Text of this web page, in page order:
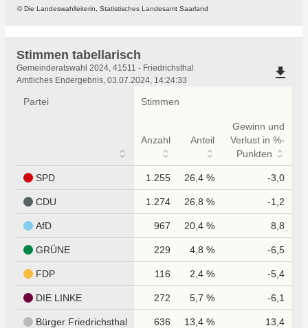
© Die Landeswahlleiterin, Statistisches Landesamt Saarland
Stimmen tabellarisch
Stimmen
tabellarisch
Gemeinderatswahl 2024, 41511 - Friedrichsthal
Amtliches Endergebnis, 03.07.2024, 14:24:33
file_download
Partei Stimmen
Anzahl Anteil
Gewinn und
Verlust in %-
Punkten
SPD 1.255 26,4 % -3,0
CDU 1.274 26,8 % -1,2
AfD 967 20,4 % 8,8
GRÜNE 229 4,8 % -6,5
FDP 116 2,4 % -5,4
DIE LINKE 272 5,7 % -6,1
Bürger Friedrichsthal 636 13,4 % 13,4